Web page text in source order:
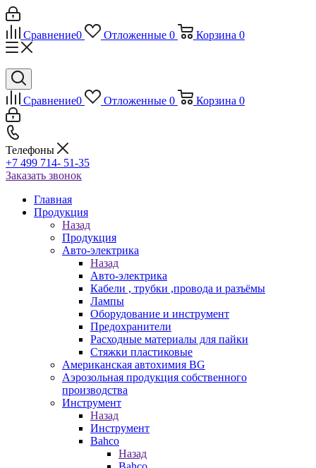
Сравнение0 Отложенные 0 Корзина 0
Сравнение0 Отложенные 0 Корзина 0
Телефоны
+7 499 714- 51-35
Заказать звонок
Главная
Продукция
Назад
Продукция
Авто-электрика
Назад
Авто-электрика
Кабели , трубки ,провода и разъёмы
Лампы
Оборудование и инструмент
Предохранители
Расходные материалы для пайки
Стяжки пластиковые
Американская автохимия BG
Аэрозольная продукция собственного
производства
Инструмент
Назад
Инструмент
Bahco
Назад